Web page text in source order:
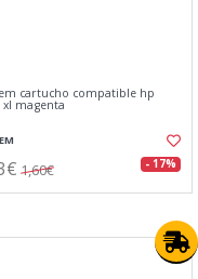
cartucho compatible hp
xl magenta
1,60€ - 17%